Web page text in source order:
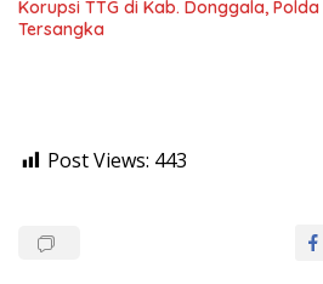
Korupsi TTG di Kab. Donggala,
Tersangka
Post Views: 443